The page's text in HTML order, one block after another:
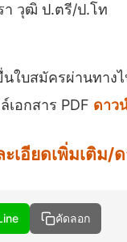
า วุฒิ ป.ตรี/ป.โท
ใบสมัครผ่านทาง
เอกสาร PDF ดาว
เอียดเพิ่มเติม/
คัดลอก